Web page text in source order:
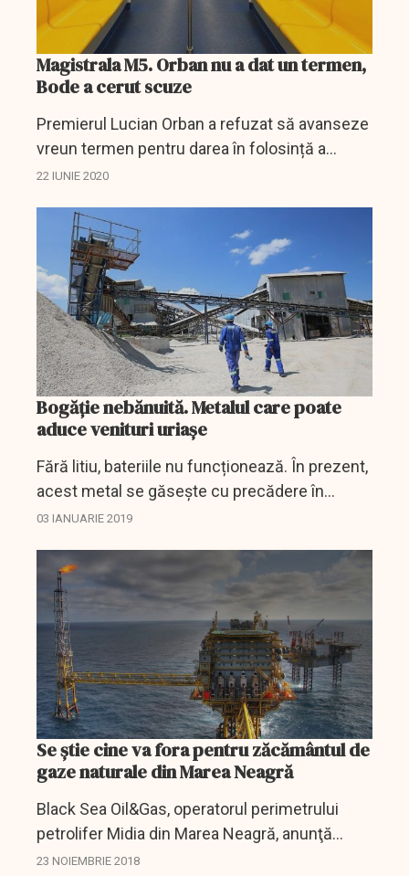
Magistrala M5. Orban nu a dat un termen,
Bode a cerut scuze
Premierul Lucian Orban a refuzat să avanseze
vreun termen pentru darea în folosință a
magistralei 5 Drumul Taberei, după ce ultimul
amânat.
22 IUNIE 2020
Bogăție nebănuită. Metalul care poate
aduce venituri uriașe
Fără litiu, bateriile nu funcționează. În prezent,
acest metal se găsește cu precădere în
America de Sud și în Australia. Totuși,
furnizor de litiu,...
03 IANUARIE 2019
Se știe cine va fora pentru zăcământul de
gaze naturale din Marea Neagră
Black Sea Oil&Gas, operatorul perimetrului
petrolifer Midia din Marea Neagră, anunţă
semnarea contractului de antrepriză generală
23 NOIEMBRIE 2018